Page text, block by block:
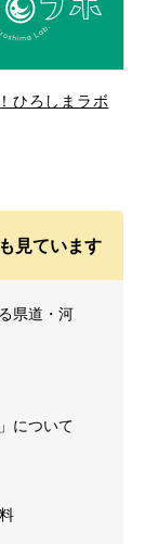
ひろしまラボ
見ています
県道・河
について